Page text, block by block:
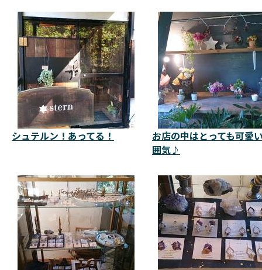
シュテルン！あってる！
お店の中はとっても可愛
囲気♪